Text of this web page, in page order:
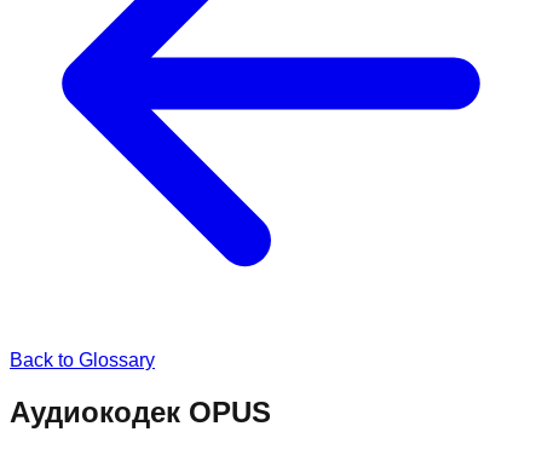
Back to Glossary
Аудиокодек OPUS